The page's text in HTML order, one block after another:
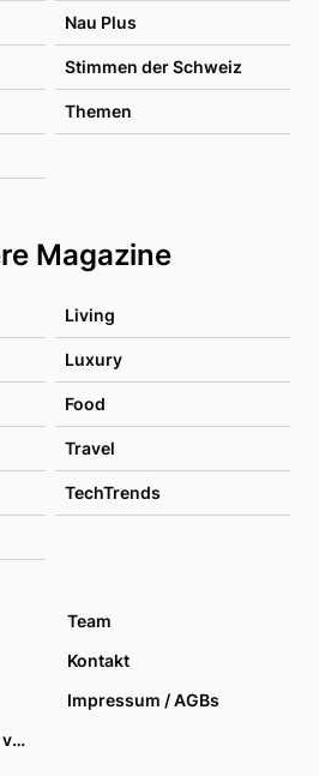
Nau Plus
Stimmen der Schweiz
Themen
Magazine
Living
Luxury
Food
Travel
TechTrends
Team
Kontakt
Impressum / AGBs
Datenschutzoptionen verwalten